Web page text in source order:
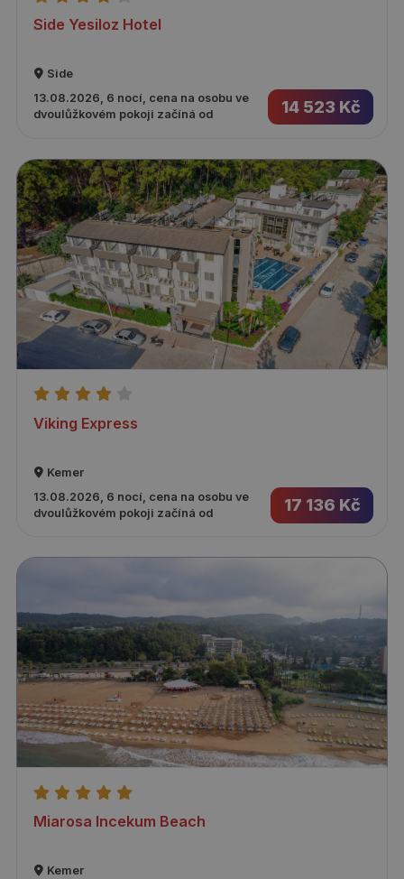
Side Yesiloz Hotel
Side
13.08.2026, 6 nocí, cena na osobu ve
dvoulůžkovém pokoji začíná od
14 523 Kč
Viking Express
Kemer
13.08.2026, 6 nocí, cena na osobu ve
dvoulůžkovém pokoji začíná od
17 136 Kč
Miarosa Incekum Beach
Kemer